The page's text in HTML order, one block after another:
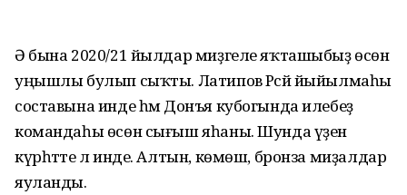
Ә бына 2020/21 йылдар миҙгеле яҡташыбыҙ өсөн
уңышлы булып сыҡты. Латипов Рәсәй йыйылмаһы
составына инде һәм Донъя кубогында илебеҙ
командаһы өсөн сығыш яһаны. Шунда үҙен
күрһәтте лә инде. Алтын, көмөш, бронза миҙалдар
яуланды.